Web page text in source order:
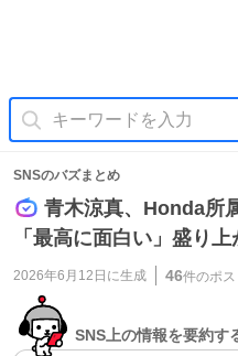
SNSのバズまとめ
青木涼真、Honda所
「最高に面白い」盛り上
2026年6月12日 に生成 46件のポス
SNS上の情報を要約す